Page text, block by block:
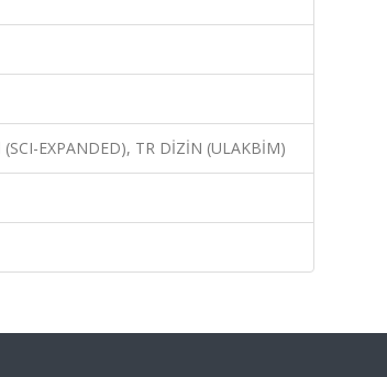
EXPANDED), TR DİZİN (ULAKBİM)